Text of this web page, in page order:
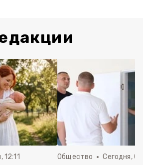
12:11 Общество Сегодня,